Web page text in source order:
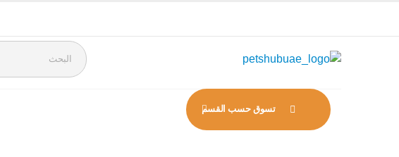
تسوق حسب القسم